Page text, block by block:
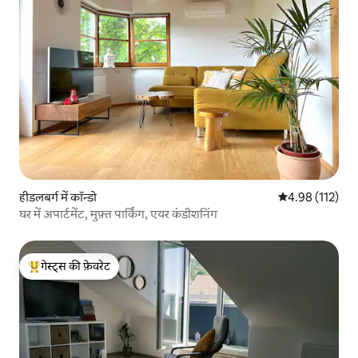
हीडलबर्ग में कॉन्डो औसत रेटिंग 5 में से
4.98 (112)
घर में अपार्टमेंट, मुफ़्त पार्किंग, एयर कंडीशनिंग
गेस्ट्स का टॉप फ़ेवरेट
गेस्ट्स की फ़ेवरेट